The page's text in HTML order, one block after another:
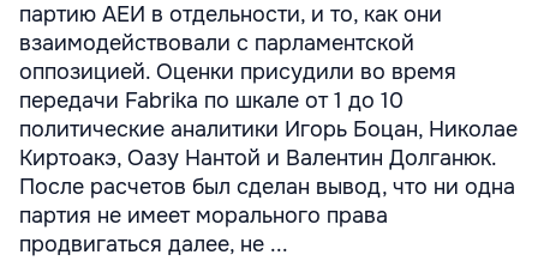
партию АЕИ в отдельности, и то, как они
взаимодействовали с парламентской
оппозицией. Оценки присудили во время
передачи Fabrika по шкале от 1 до 10
политические аналитики Игорь Боцан, Николае
Киртоакэ, Оазу Нантой и Валентин Долганюк.
После расчетов был сделан вывод, что ни одна
партия не имеет морального права
продвигаться далее, не ...